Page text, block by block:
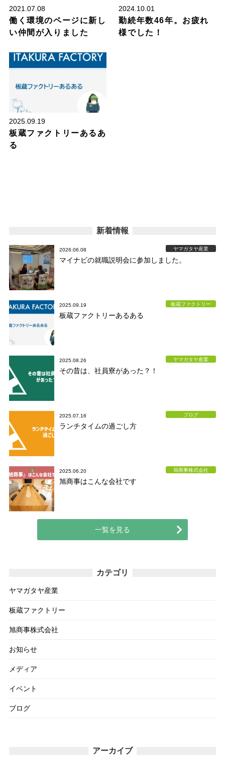
2021.07.08
働く環境のページに新し
い仲間が入りました
2024.10.01
勤続年数46年。お疲れ
様でした！
2025.09.19
板蔵ファクトリーあるあ
る
新着情報
2026.06.08 ヤマガタヤ産業
マイナビの就職説明会に参加しました。
2025.09.19 板蔵ファクトリー
板蔵ファクトリーあるある
2025.08.26 ヤマガタヤ産業
その昔は、社員寮があった？！
2025.07.16 ブログ
ランチタイムの過ごし方
2025.06.20 旭商事株式会社
旭商事はこんな会社です
一覧を見る
カテゴリ
ヤマガタヤ産業
板蔵ファクトリー
旭商事株式会社
お知らせ
メディア
イベント
ブログ
アーカイブ